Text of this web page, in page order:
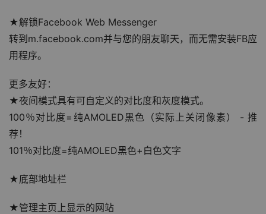
★解锁Facebook Web Messenger
转到m.facebook.com并与您的朋友聊天，而无需安装FB应
用程序。
更多友好：
★夜间模式具有可自定义的对比度和灰度模式。
100％对比度=纯AMOLED黑色（实际上关闭像素） - 推
荐！
101％对比度=纯AMOLED黑色+白色文字
★底部地址栏
★管理主页上显示的网站